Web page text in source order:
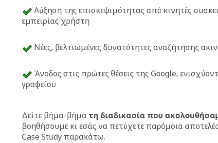
Αύξηση της επισκεψιμότητας από κινητές
εμπειρίας χρήστη
Νέες, βελτιωμένες δυνατότητες αναζήτησης
Άνοδος στις πρώτες θέσεις της Google,
γραφείου
Δείτε βήμα-βήμα τη διαδικασία που
βοηθήσουμε κι εσάς να πετύχετε παρόμοια
Case Study παρακάτω.